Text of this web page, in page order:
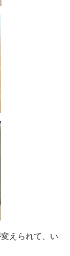
えられて、い